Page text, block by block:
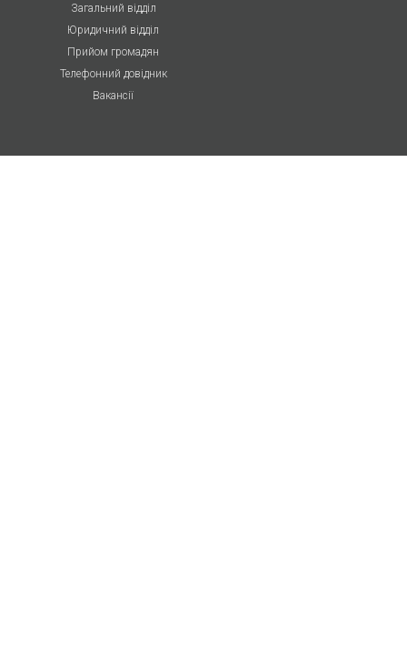
Загальний відділ
Юридичний відділ
Прийом громадян
Телефонний довідник
Вакансії